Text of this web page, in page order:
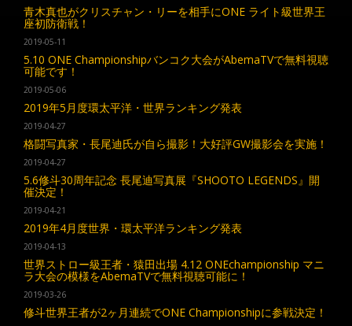
青木真也がクリスチャン・リーを相手にONE ライト級世界王
座初防衛戦！
2019-05-11
5.10 ONE Championshipバンコク大会がAbemaTVで無料視聴
可能です！
2019-05-06
2019年5月度環太平洋・世界ランキング発表
2019-04-27
格闘写真家・長尾迪氏が自ら撮影！大好評GW撮影会を実施！
2019-04-27
5.6修斗30周年記念 長尾迪写真展『SHOOTO LEGENDS』開
催決定！
2019-04-21
2019年4月度世界・環太平洋ランキング発表
2019-04-13
世界ストロー級王者・猿田出場 4.12 ONEchampionship マニ
ラ大会の模様をAbemaTVで無料視聴可能に！
2019-03-26
修斗世界王者が2ヶ月連続でONE Championshipに参戦決定！